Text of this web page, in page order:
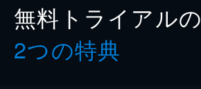
無料トライアルの
2つの特典